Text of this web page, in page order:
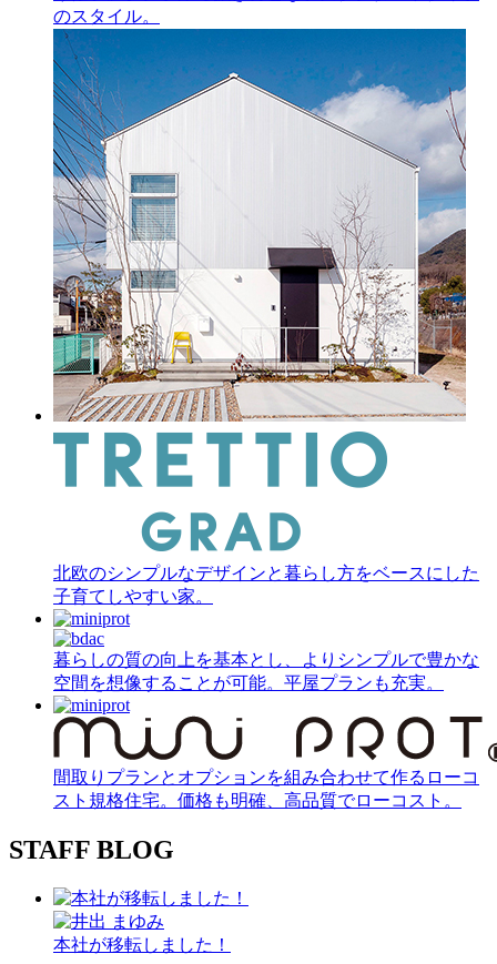
のスタイル。
北欧のシンプルなデザインと暮らし方をベースにした
子育てしやすい家。
暮らしの質の向上を基本とし、よりシンプルで豊かな
空間を想像することが可能。平屋プランも充実。
間取りプランとオプションを組み合わせて作るローコ
スト規格住宅。価格も明確、高品質でローコスト。
STAFF BLOG
本社が移転しました！